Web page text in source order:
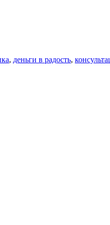
, деньги в радость,